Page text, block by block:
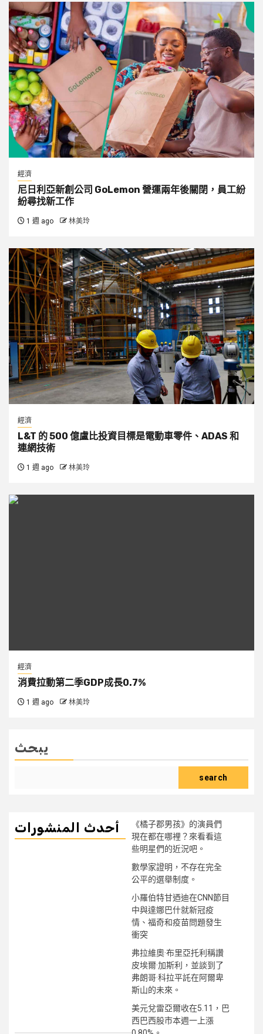
經濟
尼日利亞新創公司 GoLemon 營運兩年後關閉，員工紛
紛尋找新工作
1 週 ago 林美玲
經濟
L&T 的 500 億盧比投資目標是電動車零件、ADAS 和
連網技術
1 週 ago 林美玲
經濟
消費拉動第二季GDP成長0.7%
1 週 ago 林美玲
يبحث
search
أحدث المنشورات
《橘子郡男孩》的演員們
現在都在哪裡？來看看這
些明星們的近況吧。
數學家證明，不存在完全
公平的選舉制度。
小羅伯特甘迺迪在CNN節目
中與達娜巴什就新冠疫
情、福奇和疫苗問題發生
衝突
弗拉維奧·布里亞托利稱讚
皮埃爾·加斯利，並談到了
弗朗哥·科拉平託在阿爾卑
斯山的未來。
美元兌雷亞爾收在5.11，巴
西巴西股市本週一上漲